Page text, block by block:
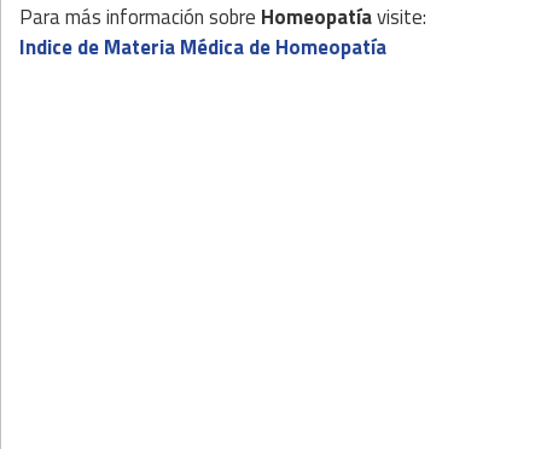
Para más información sobre Homeopatíavisite:
Indice de Materia Médica de Homeopatía